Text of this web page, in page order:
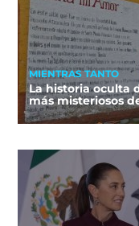
MIENTRAS TANTO
La historia oculta
más misteriosos